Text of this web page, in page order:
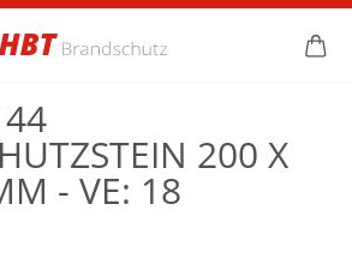
200 X
- VE: 18